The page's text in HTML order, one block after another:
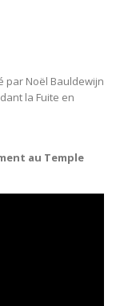
par Noël Bauldewijn
la Fuite en
au Temple